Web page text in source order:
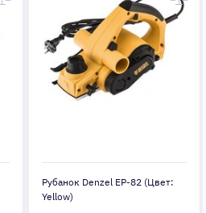
Рубанок Denzel EP-82 (Цвет:
Yellow)